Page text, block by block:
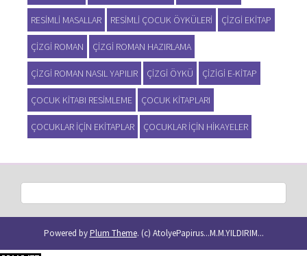
RESIMLI MASALLAR RESIMLI ÇOCUK ÖYKÜLERI ÇIZGI EKITAP
ÇIZGI ROMAN ÇIZGI ROMAN HAZIRLAMA
ÇIZGI ROMAN NASIL YAPILIR ÇIZGI ÖYKÜ ÇIZIGI E-KITAP
ÇOCUK KITABI RESIMLEME ÇOCUK KITAPLARI
ÇOCUKLAR IÇIN EKITAPLAR ÇOCUKLAR IÇIN HIKAYELER
Powered byPlum Theme. (c) AtolyePapirus...M.M.YILDIRIM...